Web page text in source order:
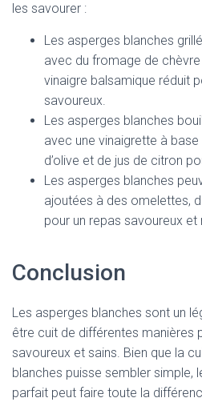
les savourer :
Les asperges blanches
avec du fromage de
vinaigre balsamique réduit
savoureux.
Les asperges blanches
avec une vinaigrette à base
d’olive et de jus de citron
Les asperges blanches
ajoutées à des omelettes,
pour un repas savoureux et
Conclusion
Les asperges blanches sont un
être cuit de différentes manières
savoureux et sains. Bien que la
blanches puisse sembler simple,
parfait peut faire toute la